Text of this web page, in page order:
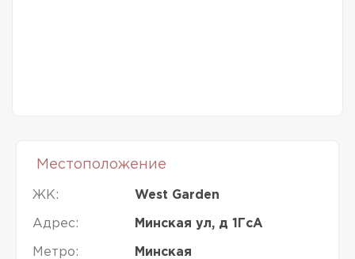
Местоположение
ЖК: West Garden
Адрес: Минская ул, д 1ГсА
Метро: Минская